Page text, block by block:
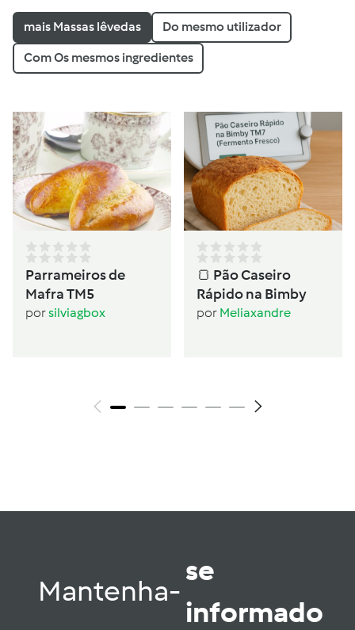
mais Massas lêvedas Do mesmo utilizador
Com Os mesmos ingredientes
Parrameiros de
Mafra TM5
porsilviagbox
🍞 Pão Caseiro
Rápido na Bimby
por Meliaxandre
Mantenha-
se
informado